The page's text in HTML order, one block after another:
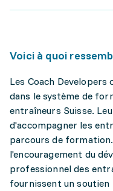
Voici à quoi
Les Coach Developers
dans le système de
entraîneurs Suisse.
d'accompagner les
parcours de
l'encouragement du
professionnel des
fournissent un